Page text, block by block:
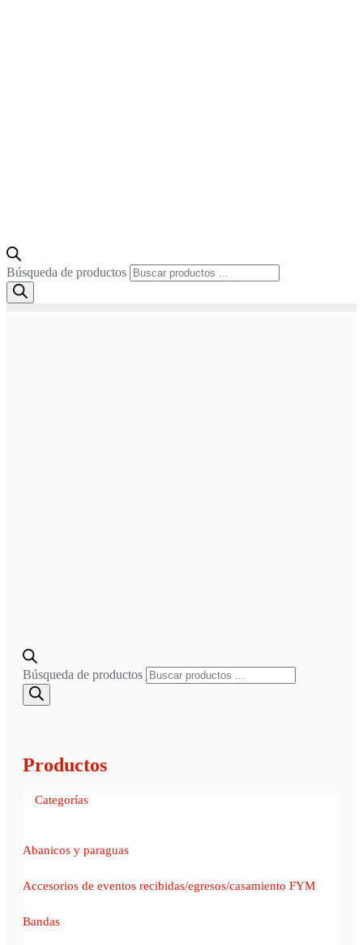
Búsqueda de productos
Búsqueda de productos
Productos
Categorías
Abanicos y paraguas
Accesorios de eventos recibidas/egresos/casamiento FYM
Bandas